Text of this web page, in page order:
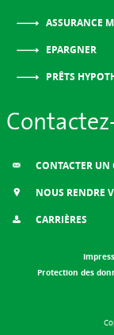
ASSURANCE
EPARGNER
PRÊTS
CONTACTER UN
NOUS RENDRE
CARRIÈRES
Protection des